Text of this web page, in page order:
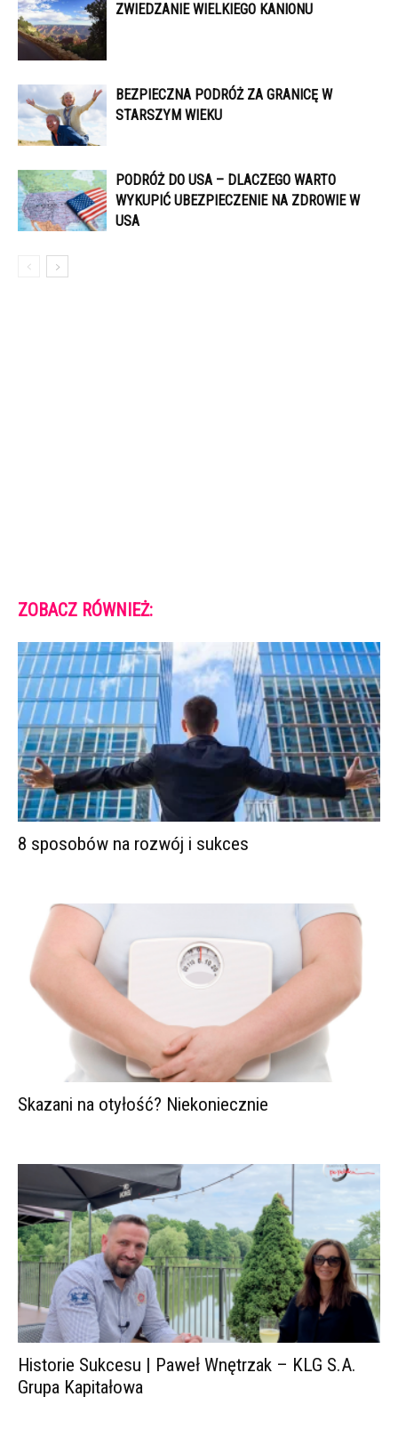
ZWIEDZANIE WIELKIEGO KANIONU
BEZPIECZNA PODRÓŻ ZA GRANICĘ W
STARSZYM WIEKU
PODRÓŻ DO USA – DLACZEGO WARTO
WYKUPIĆ UBEZPIECZENIE NA ZDROWIE W
USA
ZOBACZ RÓWNIEŻ:
8 sposobów na rozwój i sukces
Skazani na otyłość? Niekoniecznie
Historie Sukcesu | Paweł Wnętrzak – KLG S.A.
Grupa Kapitałowa